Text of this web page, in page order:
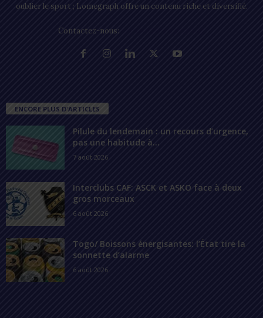
oublier le sport ; Lomegraph offre un contenu riche et diversifié.
Contactez-nous:
ENCORE PLUS D'ARTICLES
Pilule du lendemain : un recours d’urgence,
pas une habitude à...
7 août 2026
Interclubs CAF: ASCK et ASKO face à deux
gros morceaux
6 août 2026
Togo/ Boissons énergisantes: l’État tire la
sonnette d’alarme
6 août 2026